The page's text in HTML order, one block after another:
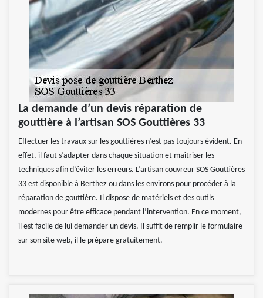
La demande d’un devis réparation de
gouttière à l’artisan SOS Gouttières 33
Effectuer les travaux sur les gouttières n’est pas toujours évident. En
effet, il faut s’adapter dans chaque situation et maîtriser les
techniques afin d’éviter les erreurs. L’artisan couvreur SOS Gouttières
33 est disponible à Berthez ou dans les environs pour procéder à la
réparation de gouttière. Il dispose de matériels et des outils
modernes pour être efficace pendant l’intervention. En ce moment,
il est facile de lui demander un devis. Il suffit de remplir le formulaire
sur son site web, il le prépare gratuitement.